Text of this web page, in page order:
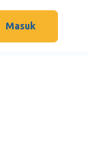
Masuk